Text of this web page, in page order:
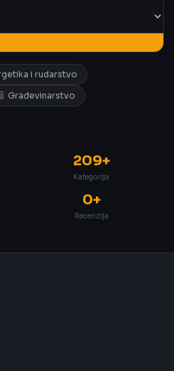
i rudarstvo
Građevinarstvo
209+
Kategorija
0+
Recenzija